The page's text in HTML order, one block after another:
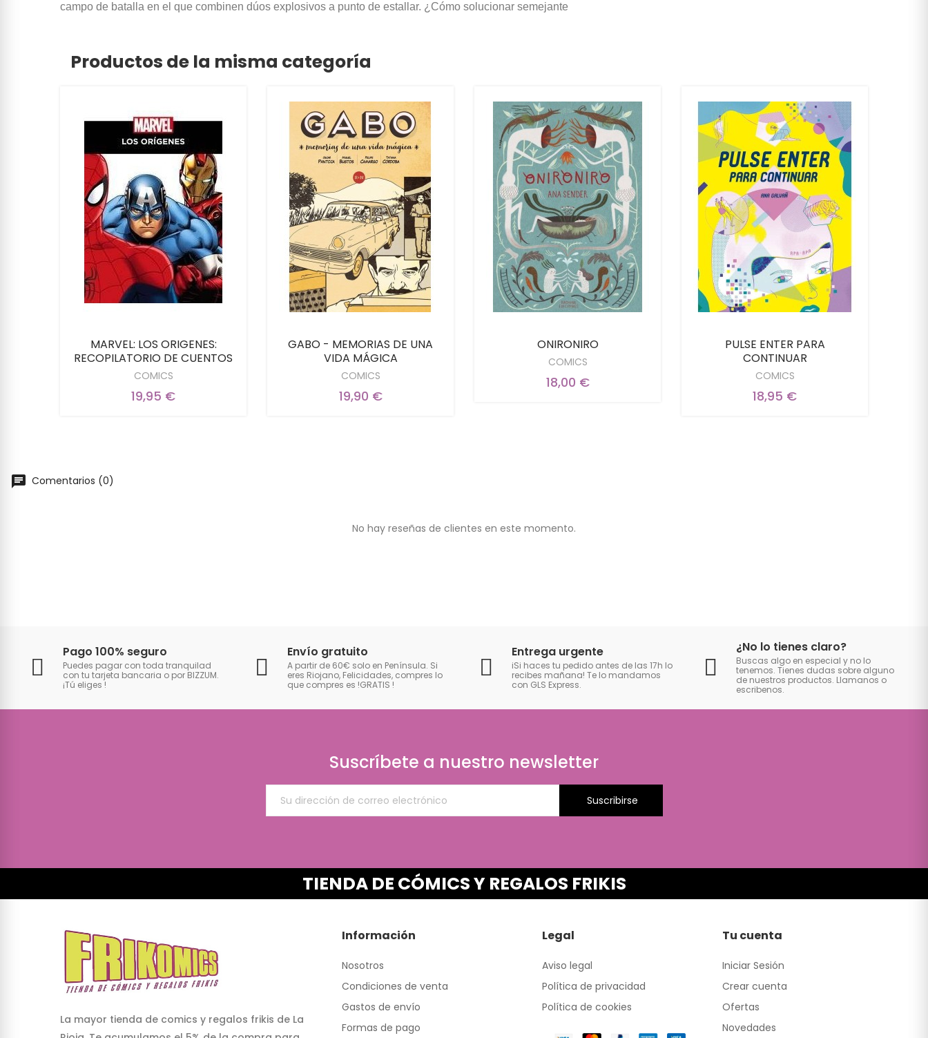
campo de batalla en el que combinen dúos explosivos a punto de estallar. ¿Cómo solucionar semejante
Productos de la misma categoría
MARVEL: LOS ORIGENES:
RECOPILATORIO DE CUENTOS
COMICS
19,95 €
GABO - MEMORIAS DE UNA
VIDA MÁGICA
COMICS
19,90 €
ONIRONIRO
COMICS
18,00 €
PULSE ENTER PARA
CONTINUAR
COMICS
18,95 €
Comentarios (0)
No hay reseñas de clientes en este momento.
Pago 100% seguro
Puedes pagar con toda tranquilad
con tu tarjeta bancaria o por BIZZUM.
¡Tú eliges !
Envío gratuito
A partir de 60€ solo en Península. Si
eres Riojano, Felicidades, compres lo
que compres es !GRATIS !
Entrega urgente
iSi haces tu pedido antes de las 17h lo
recibes mañana! Te lo mandamos
con GLS Express.
¿No lo tienes claro?
Buscas algo en especial y no lo
tenemos. Tienes dudas sobre alguno
de nuestros productos. Llamanos o
escribenos.
Suscríbete a nuestro newsletter
Suscribirse
TIENDA DE CÓMICS Y REGALOS FRIKIS
La mayor tienda de comics y regalos frikis de La
Información
Nosotros
Condiciones de venta
Gastos de envío
Formas de pago
Legal
Aviso legal
Política de privacidad
Política de cookies
Tu cuenta
Iniciar Sesión
Crear cuenta
Ofertas
Novedades